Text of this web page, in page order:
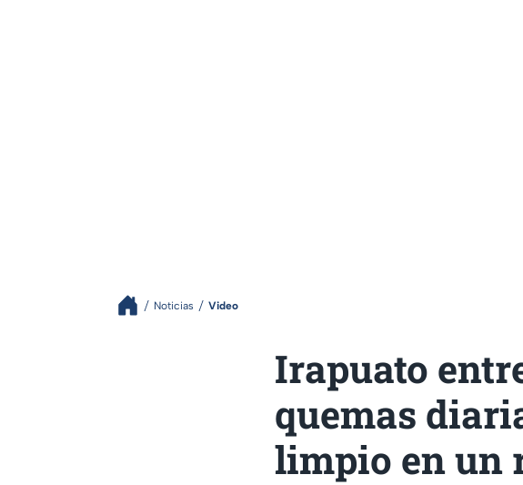
Noticias Video
Irapuato
quemas
limpio en un